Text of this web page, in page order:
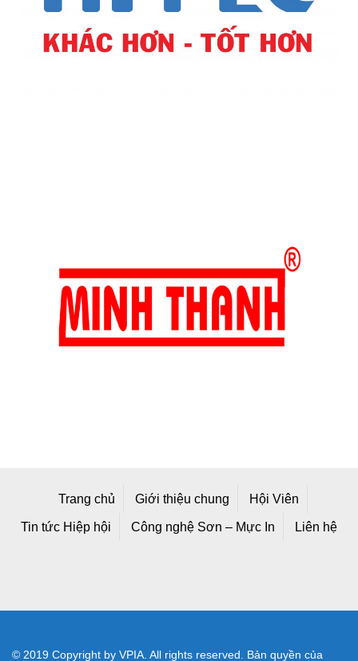
Trang chủ Giới thiệu chung Hội Viên
Tin tức Hiệp hội Công nghệ Sơn – Mực In Liên hệ
© 2019 Copyright by VPIA. All rights reserved. Bản quyền của